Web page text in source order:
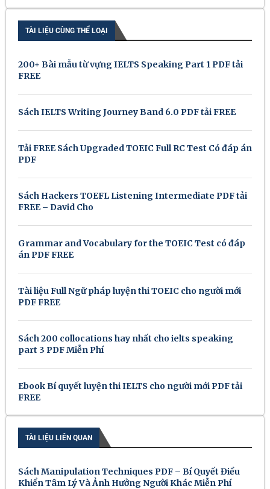
TÀI LIỆU CÙNG THỂ LOẠI
200+ Bài mẫu từ vựng IELTS Speaking Part 1 PDF tải
FREE
Sách IELTS Writing Journey Band 6.0 PDF tải FREE
Tải FREE Sách Upgraded TOEIC Full RC Test Có đáp án
PDF
Sách Hackers TOEFL Listening Intermediate PDF tải
FREE – David Cho
Grammar and Vocabulary for the TOEIC Test có đáp
án PDF FREE
Tài liệu Full Ngữ pháp luyện thi TOEIC cho người mới
PDF FREE
Sách 200 collocations hay nhất cho ielts speaking
part 3 PDF Miễn Phí
Ebook Bí quyết luyện thi IELTS cho người mới PDF tải
FREE
TÀI LIỆU LIÊN QUAN
Sách Manipulation Techniques PDF – Bí Quyết Điều
Khiển Tâm Lý Và Ảnh Hưởng Người Khác Miễn Phí